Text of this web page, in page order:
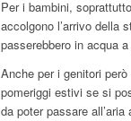
Per i bambini,
accolgono l’arrivo della
passerebbero in acqua
Anche per i genitori
pomeriggi estivi se si
da poter passare